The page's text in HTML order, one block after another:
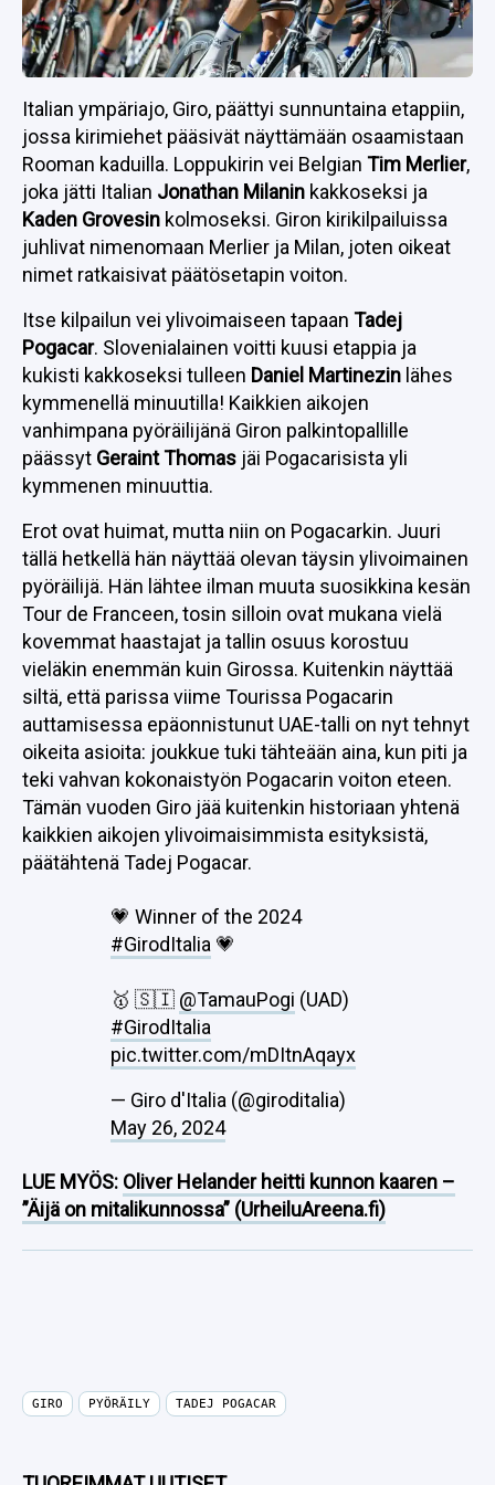
Italian ympäriajo, Giro, päättyi sunnuntaina etappiin,
jossa kirimiehet pääsivät näyttämään osaamistaan
Rooman kaduilla. Loppukirin vei Belgian Tim Merlier,
joka jätti Italian Jonathan Milanin kakkoseksi ja
Kaden Grovesin kolmoseksi. Giron kirikilpailuissa
juhlivat nimenomaan Merlier ja Milan, joten oikeat
nimet ratkaisivat päätösetapin voiton.
Itse kilpailun vei ylivoimaiseen tapaan Tadej
Pogacar. Slovenialainen voitti kuusi etappia ja
kukisti kakkoseksi tulleen Daniel Martinezin lähes
kymmenellä minuutilla! Kaikkien aikojen
vanhimpana pyöräilijänä Giron palkintopallille
päässyt Geraint Thomas jäi Pogacarisista yli
kymmenen minuuttia.
Erot ovat huimat, mutta niin on Pogacarkin. Juuri
tällä hetkellä hän näyttää olevan täysin ylivoimainen
pyöräilijä. Hän lähtee ilman muuta suosikkina kesän
Tour de Franceen, tosin silloin ovat mukana vielä
kovemmat haastajat ja tallin osuus korostuu
vieläkin enemmän kuin Girossa. Kuitenkin näyttää
siltä, että parissa viime Tourissa Pogacarin
auttamisessa epäonnistunut UAE-talli on nyt tehnyt
oikeita asioita: joukkue tuki tähteään aina, kun piti ja
teki vahvan kokonaistyön Pogacarin voiton eteen.
Tämän vuoden Giro jää kuitenkin historiaan yhtenä
kaikkien aikojen ylivoimaisimmista esityksistä,
päätähtenä Tadej Pogacar.
💗 Winner of the 2024
#GirodItalia 💗
🥇 🇸🇮 @TamauPogi (UAD)
#GirodItalia
pic.twitter.com/mDItnAqayx
— Giro d'Italia (@giroditalia)
May 26, 2024
LUE MYÖS: Oliver Helander heitti kunnon kaaren –
”Äijä on mitalikunnossa” (UrheiluAreena.fi)
GIRO PYÖRÄILY TADEJ POGACAR